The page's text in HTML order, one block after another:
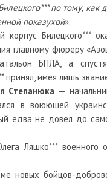
*** по тому, как
показухой».
Билецкого***
главному фюреру
БПЛА, а
принял, имея лишь
Степанюка —
в воюющей
едва не довел до
Ляшко*** военного
новых бойцов-